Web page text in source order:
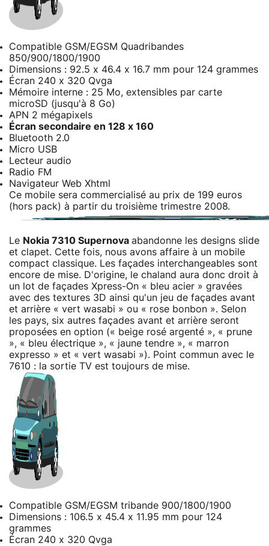
Compatible GSM/EGSM Quadribandes
850/900/1800/1900
Dimensions : 92.5 x 46.4 x 16.7 mm pour 124 grammes
Écran 240 x 320 Qvga
Mémoire interne : 25 Mo, extensibles par carte
microSD (jusqu'à 8 Go)
APN 2 mégapixels
Écran secondaire en 128 x 160
Bluetooth 2.0
Micro USB
Lecteur audio
Radio FM
Navigateur Web Xhtml
Ce mobile sera commercialisé au prix de 199 euros
(hors pack) à partir du troisième trimestre 2008.
Le Nokia 7310 Supernova abandonne les designs slide
et clapet. Cette fois, nous avons affaire à un mobile
compact classique. Les façades interchangeables sont
encore de mise. D'origine, le chaland aura donc droit à
un lot de façades Xpress-On « bleu acier » gravées
avec des textures 3D ainsi qu'un jeu de façades avant
et arrière « vert wasabi » ou « rose bonbon ». Selon
les pays, six autres façades avant et arrière seront
proposées en option (« beige rosé argenté », « prune
», « bleu électrique », « jaune tendre », « marron
expresso » et « vert wasabi »). Point commun avec le
7610 : la sortie TV est toujours de mise.
Compatible GSM/EGSM tribande 900/1800/1900
Dimensions : 106.5 x 45.4 x 11.95 mm pour 124
grammes
Écran 240 x 320 Qvga